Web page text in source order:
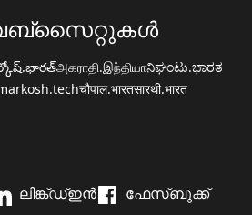
அகராதி.இந்தியாನಿಘಂಟು.ಭಾರತ
चौपाल.भारतसारथी.भारत
ലിങ്ക്ഡ്ഇൻ ഫേസ്ബുക്ക്